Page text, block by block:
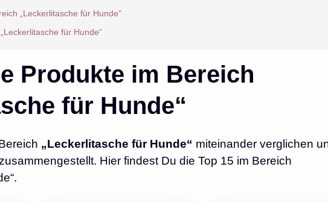
„Leckerlitasche für Hunde“
für Hunde“
Produkte im Bereich
für Hunde“
„Leckerlitasche für Hunde“ miteinander verglichen
Hier findest Du die Top 15 im Bereich